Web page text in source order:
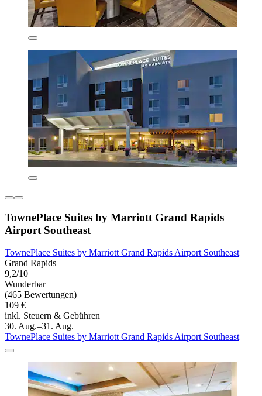
TownePlace Suites by Marriott Grand Rapids
Airport Southeast
TownePlace Suites by Marriott Grand Rapids Airport Southeast
Grand Rapids
9,2/10
Wunderbar
(465 Bewertungen)
109 €
inkl. Steuern & Gebühren
30. Aug.–31. Aug.
TownePlace Suites by Marriott Grand Rapids Airport Southeast